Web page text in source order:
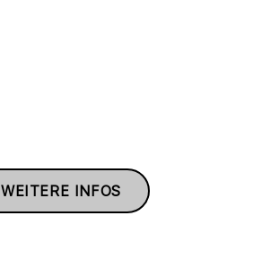
WEITERE INFOS